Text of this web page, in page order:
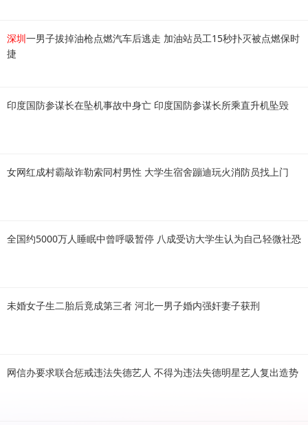
深圳一男子拔掉油枪点燃汽车后逃走 加油站员工15秒扑灭被点燃保时
捷
印度国防参谋长在坠机事故中身亡 印度国防参谋长所乘直升机坠毁
女网红成村霸敲诈勒索同村男性 大学生宿舍蹦迪玩火消防员找上门
全国约5000万人睡眠中曾呼吸暂停 八成受访大学生认为自己轻微社恐
未婚女子生二胎后竟成第三者 河北一男子婚内强奸妻子获刑
网信办要求联合惩戒违法失德艺人 不得为违法失德明星艺人复出造势